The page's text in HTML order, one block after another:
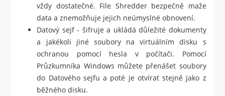
vždy dostatečné. File Shredder bezpečně maže
data a znemožňuje jejich neúmyslné obnovení.
Datový sejf - šifruje a ukládá důležité dokumenty
a jakékoli jiné soubory na virtuálním disku s
ochranou pomocí hesla v počítači. Pomocí
Průzkumníka Windows můžete přenášet soubory
do Datového sejfu a poté je otvírat stejně jako z
běžného disku.